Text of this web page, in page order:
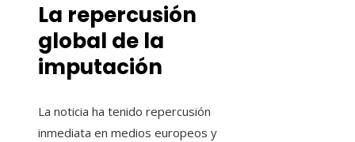
La repercusión
global de la
imputación
La noticia ha tenido repercusión
inmediata en medios europeos y